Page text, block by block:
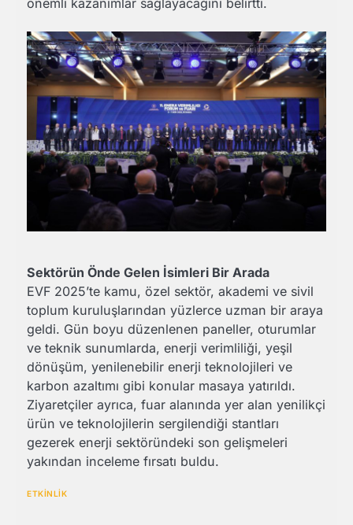
önemli kazanımlar sağlayacağını belirtti.
Sektörün Önde Gelen İsimleri Bir Arada
EVF 2025’te kamu, özel sektör, akademi ve sivil
toplum kuruluşlarından yüzlerce uzman bir araya
geldi. Gün boyu düzenlenen paneller, oturumlar
ve teknik sunumlarda, enerji verimliliği, yeşil
dönüşüm, yenilenebilir enerji teknolojileri ve
karbon azaltımı gibi konular masaya yatırıldı.
Ziyaretçiler ayrıca, fuar alanında yer alan yenilikçi
ürün ve teknolojilerin sergilendiği stantları
gezerek enerji sektöründeki son gelişmeleri
yakından inceleme fırsatı buldu.
ETKİNLİK